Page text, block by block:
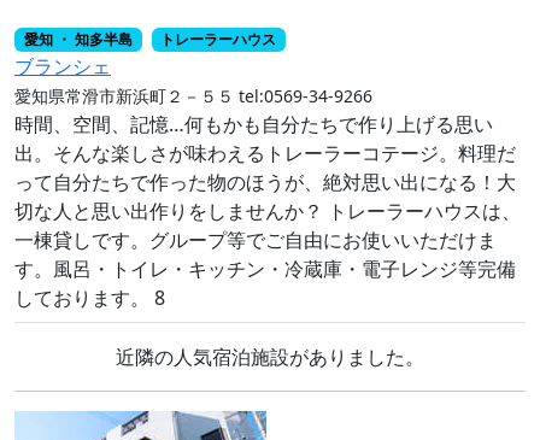
愛知 ・ 知多半島 トレーラーハウス
ブランシェ
愛知県常滑市新浜町２－５５ tel:0569-34-9266
時間、空間、記憶…何もかも自分たちで作り上げる思い
出。そんな楽しさが味わえるトレーラーコテージ。料理だ
って自分たちで作った物のほうが、絶対思い出になる！大
切な人と思い出作りをしませんか？ トレーラーハウスは、
一棟貸しです。グループ等でご自由にお使いいただけま
す。風呂・トイレ・キッチン・冷蔵庫・電子レンジ等完備
しております。 8
近隣の人気宿泊施設がありました。